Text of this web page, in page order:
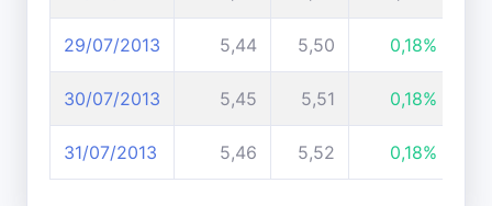
29/07/2013 5,44 5,50 0,18%
30/07/2013 5,45 5,51 0,18%
31/07/2013 5,46 5,52 0,18%